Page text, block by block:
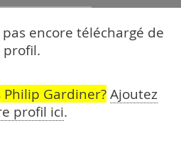
encore téléchargé de
profil.
Philip Gardiner? Ajoutez
profil ici.